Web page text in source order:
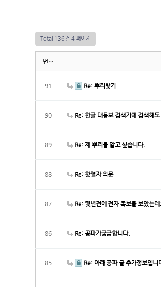
Total 136건 4 페이지
번호
91 Re: 뿌리찾기
90 Re: 한글 대동보 검색기에 검색해
89 Re: 제 뿌리를 알고 싶습니다.
88 Re: 항렬자 의문
87 Re: 몇년전에 전자 족보를 보았는
86 Re: 공파가궁금합니다.
85 Re: 아래 공파 글 추가정보입니